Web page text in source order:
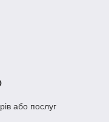
або послуг